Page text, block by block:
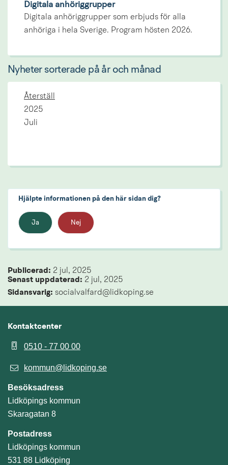
Digitala anhöriggrupper
Digitala anhöriggrupper som erbjuds för alla
anhöriga i hela Sverige. Program hösten 2026.
Nyheter sorterade på år och månad
Återställ
År:
2025
Juli
Hjälpte informationen på den här sidan dig?
Ja Nej
Publicerad: 2 jul, 2025
Senast uppdaterad: 2 jul, 2025
Sidansvarig: socialvalfard@lidkoping.se
Kontaktcenter
0510 - 77 00 00
kommun@lidkoping.se
Besöksadress
Lidköpings kommun
Skaragatan 8
Postadress
Lidköpings kommun
531 88 Lidköping